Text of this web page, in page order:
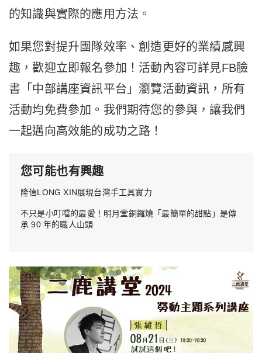
的知識與實際的應用方法。
如果您對提升團隊效率、創造更好的業績感興
趣，歡迎立即報名參加！ 活動內容可詳見FB臉
書「中部講座資訊平台」瀏覽活動資訊， 所有
活動均免費參加。 我們期待您的參與，讓我們
一起邁向高效能的成功之路！
您可能也有興趣
隆信LONG XIN展現台灣手工具實力
不只是小叮噹的最愛！明月堂銅鑼燒「最簡單的甜點」是傳
承 90 年的職人山頭